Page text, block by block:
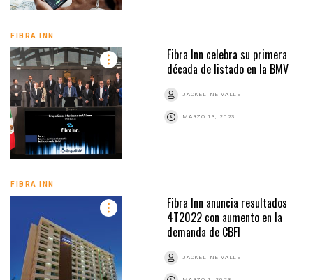
FIBRA INN
Fibra Inn celebra su primera
década de listado en la BMV
JACKELINE VALLE
MARZO 13, 2023
FIBRA INN
Fibra Inn anuncia resultados
4T2022 con aumento en la
demanda de CBFI
JACKELINE VALLE